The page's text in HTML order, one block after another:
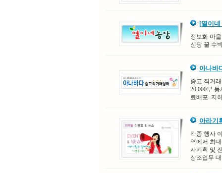
[열이
정보화 마
신당 꿀 수
아나바
중고 직거
20,000부
료배포. 지
아라기
각종 행사
역에서 최
사기획 및
상조업무